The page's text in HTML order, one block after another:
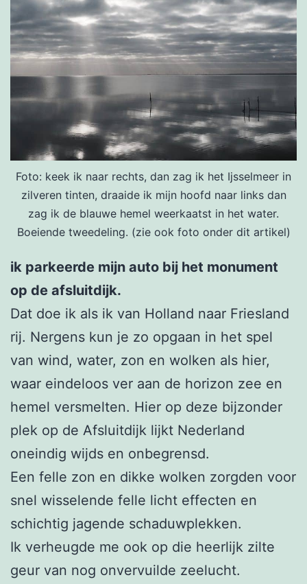
Foto: keek ik naar rechts, dan zag ik het Ijsselmeer in
zilveren tinten, draaide ik mijn hoofd naar links dan
zag ik de blauwe hemel weerkaatst in het water.
Boeiende tweedeling. (zie ook foto onder dit artikel)
ik parkeerde mijn auto bij het monument
op de afsluitdijk.
Dat doe ik als ik van Holland naar Friesland
rij. Nergens kun je zo opgaan in het spel
van wind, water, zon en wolken als hier,
waar eindeloos ver aan de horizon zee en
hemel versmelten. Hier op deze bijzonder
plek op de Afsluitdijk lijkt Nederland
oneindig wijds en onbegrensd.
Een felle zon en dikke wolken zorgden voor
snel wisselende felle licht effecten en
schichtig jagende schaduwplekken.
Ik verheugde me ook op die heerlijk zilte
geur van nog onvervuilde zeelucht.